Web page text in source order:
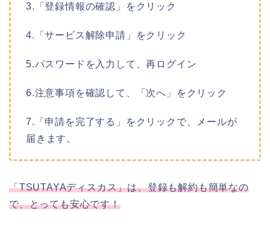
3.「登録情報の確認」をクリック
4.「サービス解除申請」をクリック
5.パスワードを入力して、再ログイン
6.注意事項を確認して、「次へ」をクリック
7.「申請を完了する」をクリックで、メールが
届きます。
「TSUTAYAディスカス」は、登録も解約も簡単なの
で、とっても安心です！